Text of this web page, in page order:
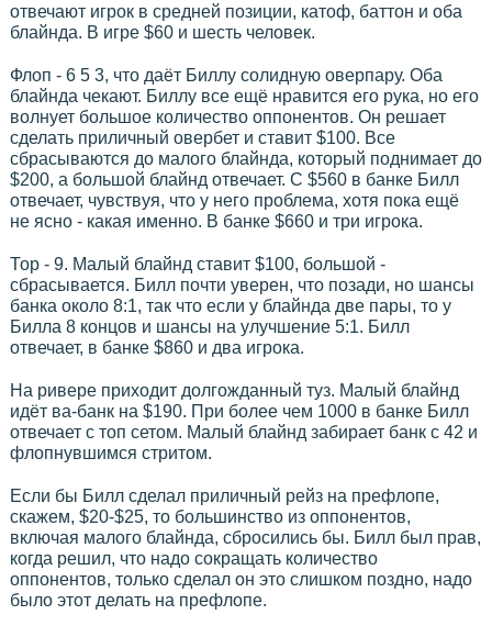
отвечают игрок в средней позиции, катоф, баттон и оба
блайнда. В игре $60 и шесть человек.
Флоп - 6 5 3, что даёт Биллу солидную оверпару. Оба
блайнда чекают. Биллу все ещё нравится его рука, но его
волнует большое количество оппонентов. Он решает
сделать приличный овербет и ставит $100. Все
сбрасываются до малого блайнда, который поднимает до
$200, а большой блайнд отвечает. С $560 в банке Билл
отвечает, чувствуя, что у него проблема, хотя пока ещё
не ясно - какая именно. В банке $660 и три игрока.
Тор - 9. Малый блайнд ставит $100, большой -
сбрасывается. Билл почти уверен, что позади, но шансы
банка около 8:1, так что если у блайнда две пары, то у
Билла 8 концов и шансы на улучшение 5:1. Билл
отвечает, в банке $860 и два игрока.
На ривере приходит долгожданный туз. Малый блайнд
идёт ва-банк на $190. При более чем 1000 в банке Билл
отвечает с топ сетом. Малый блайнд забирает банк с 42 и
флопнувшимся стритом.
Если бы Билл сделал приличный рейз на префлопе,
скажем, $20-$25, то большинство из оппонентов,
включая малого блайнда, сбросились бы. Билл был прав,
когда решил, что надо сокращать количество
оппонентов, только сделал он это слишком поздно, надо
было этот делать на префлопе.